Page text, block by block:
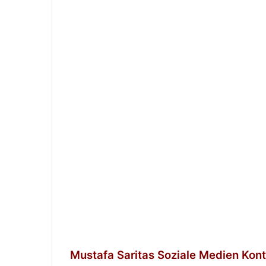
Mustafa Saritas Soziale Medien